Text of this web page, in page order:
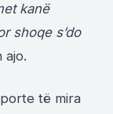
kanë
shoqe s’do
ajo.
të mira